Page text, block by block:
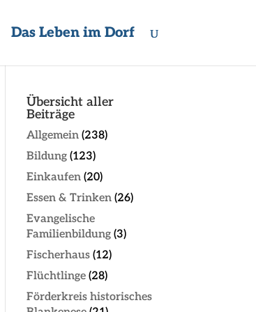
Das Leben im Dorf
Übersicht aller
Beiträge
Allgemein (238)
Bildung (123)
Einkaufen (20)
Essen & Trinken (26)
Evangelische
Familienbildung (3)
Fischerhaus (12)
Flüchtlinge (28)
Förderkreis historisches